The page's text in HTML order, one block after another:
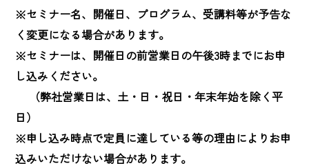
※セミナー名、開催日、プログラム、受講料等が予告な
く変更になる場合があります。
※セミナーは、開催日の前営業日の午後3時までにお申
し込みください。
（弊社営業日は、土・日・祝日・年末年始を除く平
日）
※申し込み時点で定員に達している等の理由によりお申
込みいただけない場合があります。